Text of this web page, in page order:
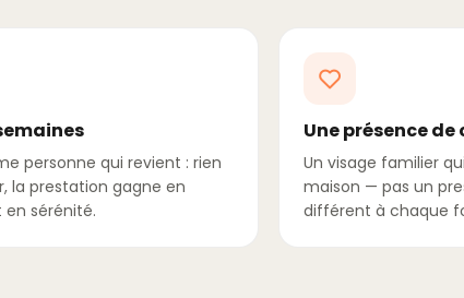
personne qui revient : rien
la prestation gagne en
sérénité.
Une présence
Un visage familier
maison — pas un
différent à chaque